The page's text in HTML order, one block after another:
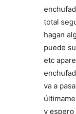
total
hagan
puede
etc
va a
y espero